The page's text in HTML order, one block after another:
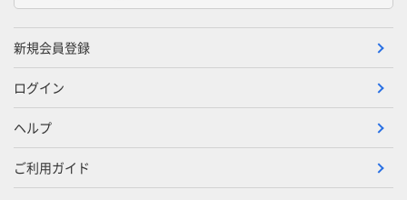
新規会員登録
ログイン
ヘルプ
ご利用ガイド